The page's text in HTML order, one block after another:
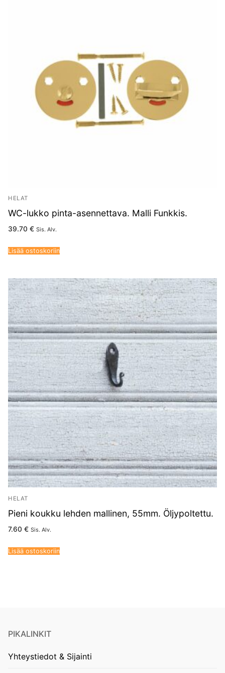
HELAT
WC-lukko pinta-asennettava. Malli Funkkis.
39.70 € Sis. Alv.
Lisää ostoskoriin
HELAT
Pieni koukku lehden mallinen, 55mm. Öljypoltettu.
7.60 € Sis. Alv.
Lisää ostoskoriin
PIKALINKIT
Yhteystiedot & Sijainti